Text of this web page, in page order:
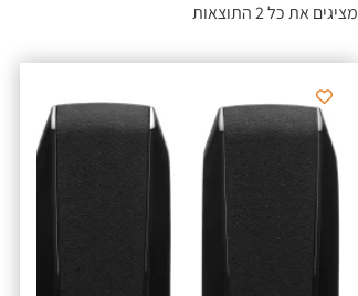
מציגים את כל ⁦2⁩ התוצאות